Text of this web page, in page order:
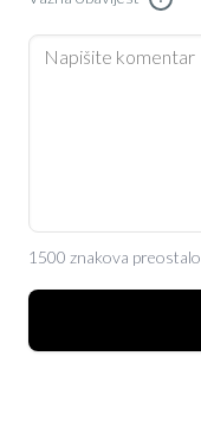
1500 znakova preostalo